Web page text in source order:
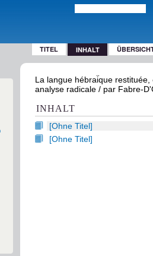
TITEL INHALT
La langue hébrai͏̈que
analyse radicale / par Fabre-
INHALT
[Ohne Titel]
[Ohne Titel]